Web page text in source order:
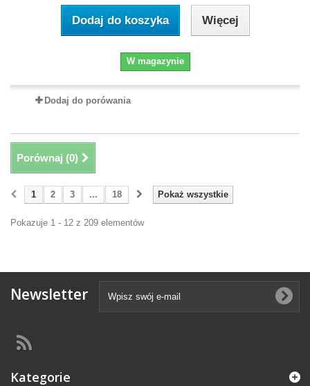
Dodaj do koszyka Więcej
W magazynie
Dodaj do porówania
Porównaj (0)
Pokaż wszystkie
1 2 3 ... 18
Pokazuje 1 - 12 z 209 elementów
Newsletter
Kategorie